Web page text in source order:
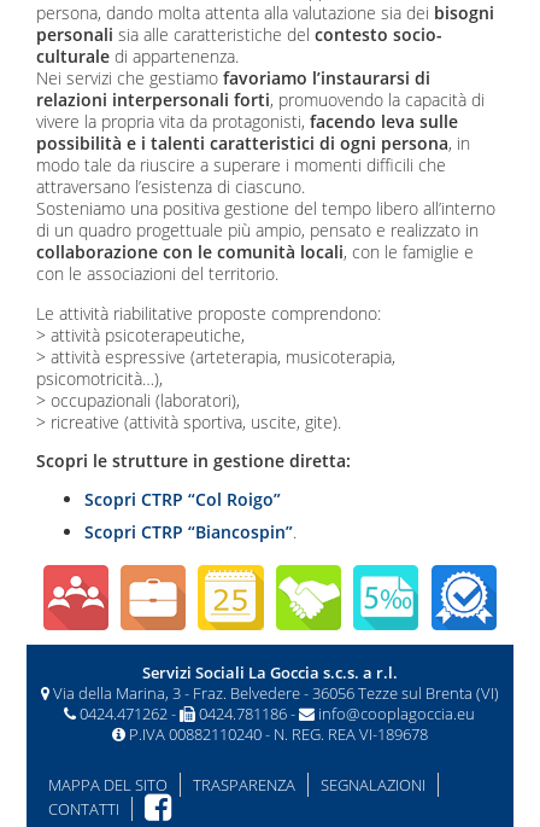
persona, dando molta attenta alla valutazione sia dei bisogni
personalisia alle caratteristiche delcontesto socio-
culturale di appartenenza.
Nei servizi che gestiamo favoriamo l’instaurarsi di
relazioni interpersonali forti, promuovendo la capacità di
vivere la propria vita da protagonisti,facendo leva sulle
possibilità e i talenti caratteristici di ogni persona, in
modo tale da riuscire a superare i momenti difficili che
attraversano l’esistenza di ciascuno.
Sosteniamo una positiva gestione del tempo libero all’interno
di un quadro progettuale più ampio, pensato e realizzato in
collaborazione con le comunità locali, con le famiglie e
con le associazioni del territorio.
Le attività riabilitative proposte comprendono:
> attività psicoterapeutiche,
> attività espressive (arteterapia, musicoterapia,
psicomotricità…),
> occupazionali (laboratori),
> ricreative (attività sportiva, uscite, gite).
Scopri le strutture in gestione diretta:
Scopri CTRP “Col Roigo”
Scopri CTRP “Biancospin”.
Servizi Sociali La Goccia s.c.s. a r.l.
Via della Marina, 3 - Fraz. Belvedere - 36056 Tezze sul Brenta (VI)
0424.471262 -
0424.781186 -
info@cooplagoccia.eu
P.IVA 00882110240 - N. REG. REA VI-189678
MAPPA DEL SITO TRASPARENZA
SEGNALAZIONI
CONTATTI